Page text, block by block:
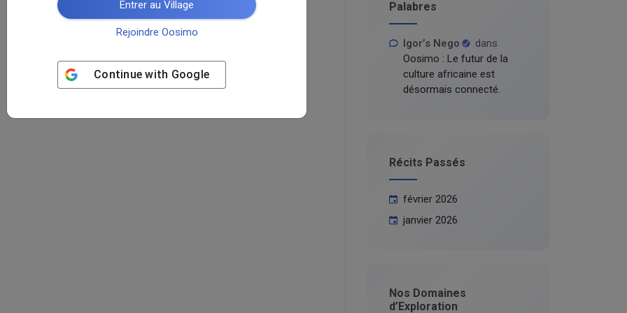
Palabres
Igor’s Nego
dans
Oosimo : Le futur de la
culture africaine est
désormais connecté.
Récits Passés
février 2026
janvier 2026
Nos Domaines
d’Exploration
Entrer au Village
Rejoindre Oosimo
Continue with Google